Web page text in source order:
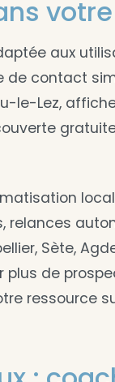
aux
de contact
le-Lez,
relances
Sète,
de
ressource